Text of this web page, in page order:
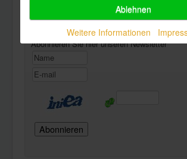
Newsletter
Abonnieren Sie hier unseren Newsletter
Ablehnen
Weitere Informationen